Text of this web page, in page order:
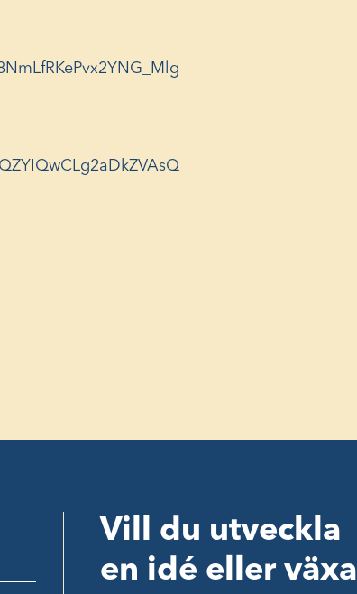
Vill du utveckla
en idé eller växa